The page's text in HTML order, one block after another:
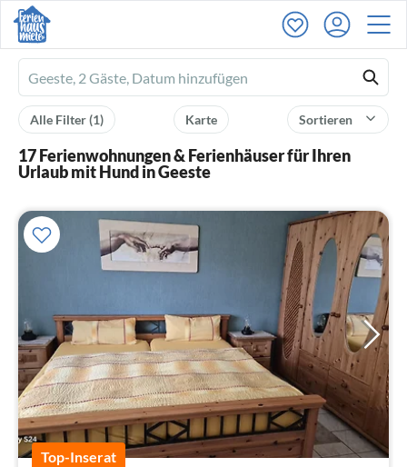
Ferienhausmiete
logo
Sortieren
Karte
Alle Filter(1)
17 Ferienwohnungen & Ferienhäuser für Ihren
Urlaub mit Hund in Geeste
Top-Inserat